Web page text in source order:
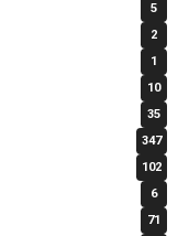
5
2
1
10
35
347
102
6
71